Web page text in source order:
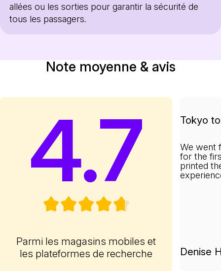
allées ou les sorties pour garantir la sécurité de
tous les passagers.
Note moyenne & avis
4.7
Parmi les magasins mobiles et
les plateformes de recherche
Tokyo
We went
for the
printed
Denise